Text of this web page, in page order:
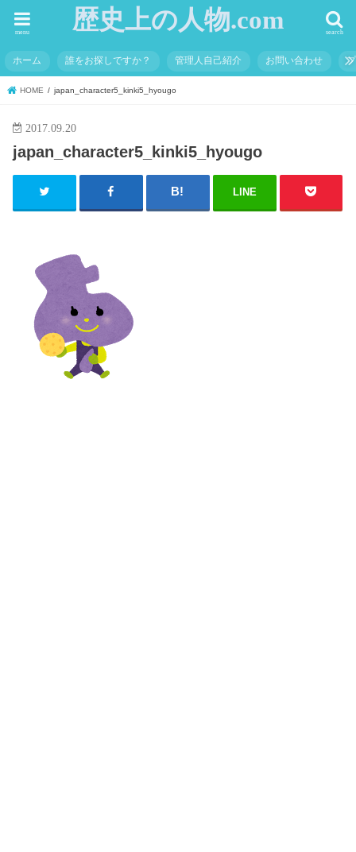
歴史上の人物.com search
menu
ホーム 誰をお探しですか？ 管理人自己紹介 お問い合わせ
HOME japan_character5_kinki5_hyougo
2017.09.20
japan_character5_kinki5_hyougo
LINE